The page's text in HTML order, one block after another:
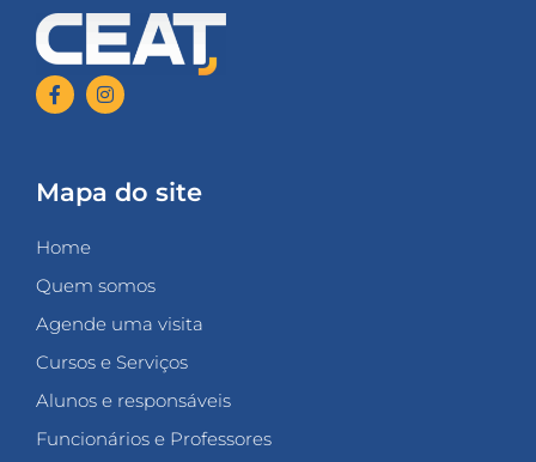
Mapa do site
Home
Quem somos
Agende uma visita
Cursos e Serviços
Alunos e responsáveis
Funcionários e Professores